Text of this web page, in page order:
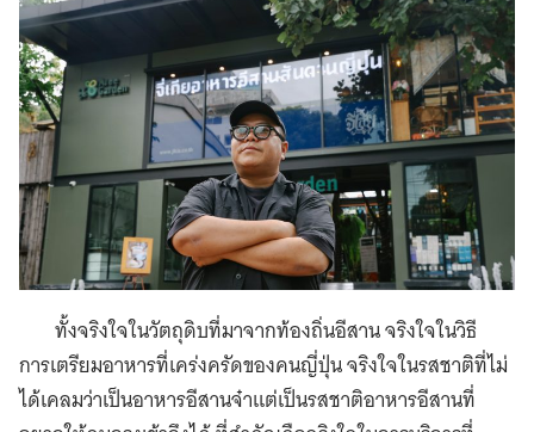
ทั้งจริงใจในวัตถุดิบที่มาจากท้องถิ่นอีสาน จริงใจในวิธี
การเตรียมอาหารที่เคร่งครัดของคนญี่ปุ่น จริงใจในรสชาติที่ไม่
ได้เคลมว่าเป็นอาหารอีสานจ๋าแต่เป็นรสชาติอาหารอีสานที่